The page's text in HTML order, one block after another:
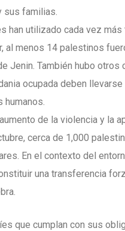
sus familias.
han utilizado cada vez
al menos 14 palestinos
Jenin. También hubo
ocupada deben
de la violencia y la
cerca de 1,000
En el contexto del
una transferencia
que cumplan con sus